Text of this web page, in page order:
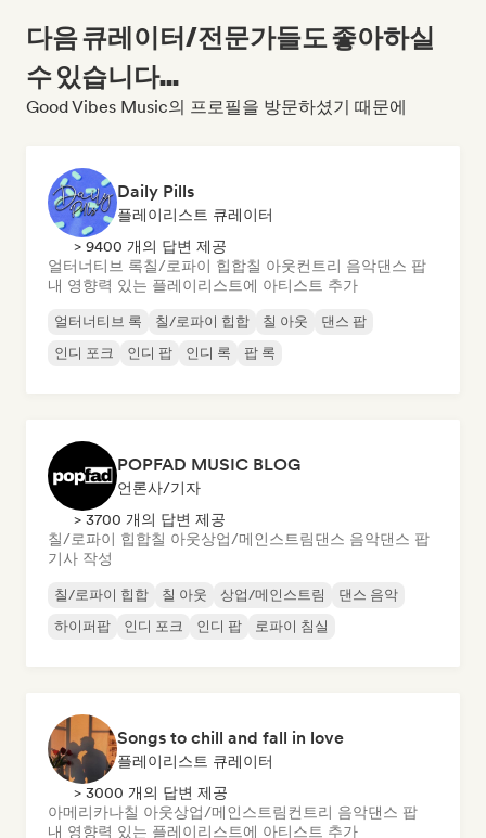
다음 큐레이터/전문가들도 좋아하실
수 있습니다...
Good Vibes Music의 프로필을 방문하셨기 때문에
Daily Pills
플레이리스트 큐레이터
> 9400 개의 답변 제공
얼터너티브 록칠/로파이 힙합칠 아웃컨트리 음악댄스 팝
내 영향력 있는 플레이리스트에 아티스트 추가
얼터너티브 록 칠/로파이 힙합 칠 아웃
댄스 팝
인디 포크
인디 팝 인디 록 팝 록
POPFAD MUSIC BLOG
언론사/기자
> 3700 개의 답변 제공
칠/로파이 힙합칠 아웃상업/메인스트림댄스 음악댄스 팝
기사 작성
칠/로파이 힙합 칠 아웃 상업/메인스트림
댄스 음악
하이퍼팝
인디 포크 인디 팝 로파이 침실
Songs to chill and fall in love
플레이리스트 큐레이터
> 3000 개의 답변 제공
아메리카나칠 아웃상업/메인스트림컨트리 음악댄스 팝
내 영향력 있는 플레이리스트에 아티스트 추가